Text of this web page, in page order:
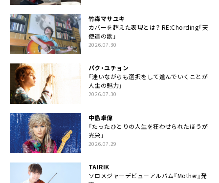
竹森マサユキ
カバーを超えた表現とは？ RE:Chording「天
使達の歌」
2026.07.30
パク・ユチョン
「迷いながらも選択をして進んでいくことが
人生の魅力」
2026.07.30
中島卓偉
「たったひとりの人生を狂わせられたほうが
光栄」
2026.07.29
TAIRIK
ソロメジャーデビューアルバム『Mother』発